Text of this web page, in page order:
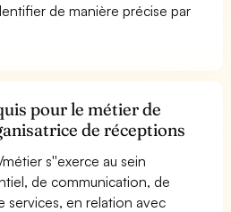
de manière précise par
pour le métier de
de réceptions
s''exerce au sein
de communication, de
services, en relation avec